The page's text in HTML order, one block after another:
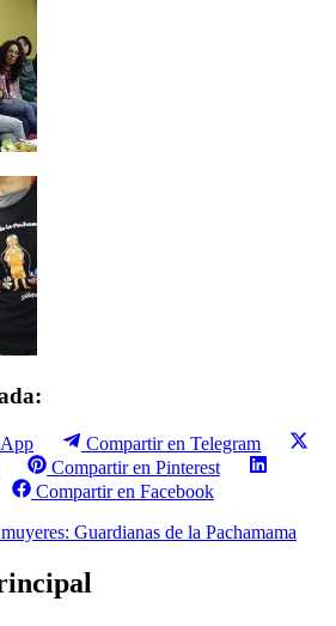
Compartir en Telegram
Compartir en Pinterest
Compartir en Facebook
Guardianas de la Pachamama